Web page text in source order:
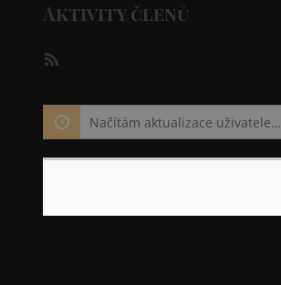
Aktivity členů
Načítám aktualizace uživatele…